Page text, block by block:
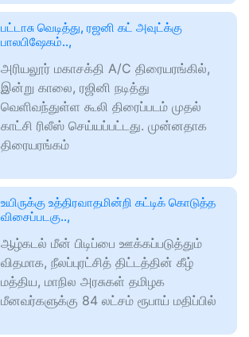
பட்டாசு வெடித்து, ரஜனி கட் அவுட்க்கு
பாலபிஷேகம்..,
அரியலூர் மகாசக்தி A/C திரையரங்கில்,
இன்று காலை, ரஜினி நடித்து
வெளிவந்துள்ள கூலி திரைப்படம் முதல்
காட்சி ரிலீஸ் செய்யப்பட்டது. முன்னதாக
திரையரங்கம்
உயிருக்கு உத்திரவாதமின்றி கட்டிக் கொடுத்த
விசைப்படகு..,
ஆழ்கடல் மீன் பிடிப்பை ஊக்கப்படுத்தும்
விதமாக, நீலப்புரட்சித் திட்டத்தின் கீழ்
மத்திய, மாநில அரசுகள் தமிழக
மீனவர்களுக்கு 84 லட்சம் ரூபாய் மதிப்பில்